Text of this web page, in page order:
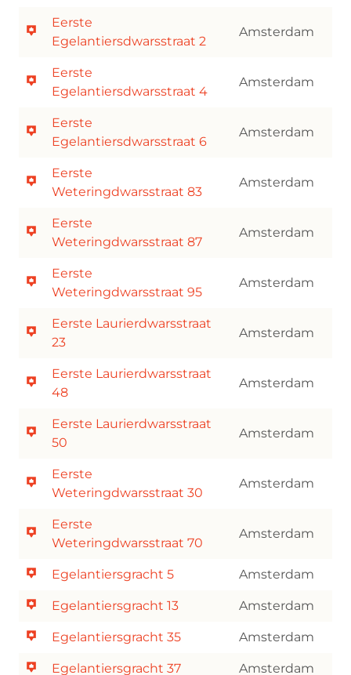
Eerste
Egelantiersdwarsstraat 2
Amsterdam
Eerste
Egelantiersdwarsstraat 4
Amsterdam
Eerste
Egelantiersdwarsstraat 6
Amsterdam
Eerste
Weteringdwarsstraat 83
Amsterdam
Eerste
Weteringdwarsstraat 87
Amsterdam
Eerste
Weteringdwarsstraat 95
Amsterdam
Eerste Laurierdwarsstraat
23
Amsterdam
Eerste Laurierdwarsstraat
48
Amsterdam
Eerste Laurierdwarsstraat
50
Amsterdam
Eerste
Weteringdwarsstraat 30
Amsterdam
Eerste
Weteringdwarsstraat 70
Amsterdam
Egelantiersgracht 5 Amsterdam
Egelantiersgracht 13 Amsterdam
Egelantiersgracht 35 Amsterdam
Egelantiersgracht 37 Amsterdam